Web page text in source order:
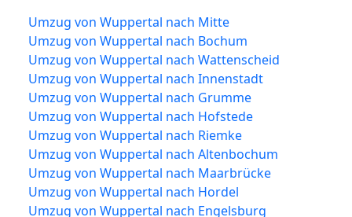
Umzug von Wuppertal nach Mitte
Umzug von Wuppertal nach Bochum
Umzug von Wuppertal nach Wattenscheid
Umzug von Wuppertal nach Innenstadt
Umzug von Wuppertal nach Grumme
Umzug von Wuppertal nach Hofstede
Umzug von Wuppertal nach Riemke
Umzug von Wuppertal nach Altenbochum
Umzug von Wuppertal nach Maarbrücke
Umzug von Wuppertal nach Hordel
Umzug von Wuppertal nach Engelsburg